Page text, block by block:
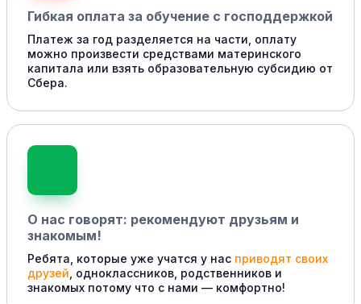
Гибкая оплата за обучение с господдержкой
Платеж за год разделяется на части, оплату
можно произвести средствами материнского
капитала или взять образовательную субсидию от
Сбера.
О нас говорят: рекомендуют друзьям и
знакомым!
Ребята, которые уже учатся у нас приводят своих
друзей , одноклассников, родственников и
знакомых потому что с нами — комфортно!